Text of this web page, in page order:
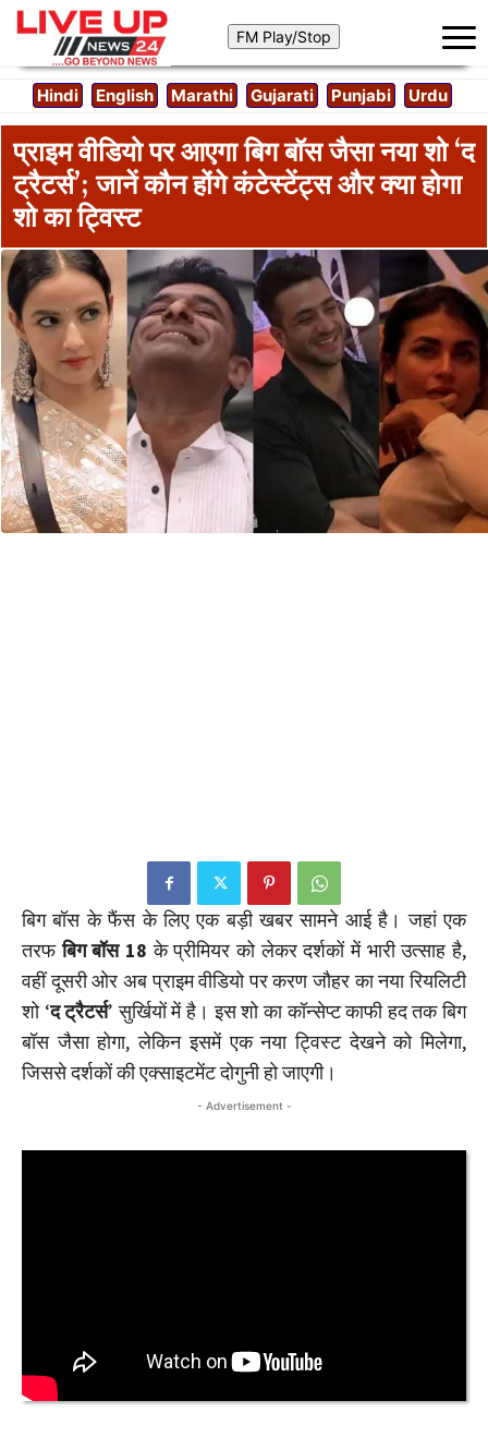
Hindi English Marathi Gujarati Punjabi Urdu
प्राइम वीडियो पर आएगा बिग बॉस जैसा नया शो ‘द
ट्रैटर्स’; जानें कौन होंगे कंटेस्टेंट्स और क्या होगा
शो का ट्विस्ट
बिग बॉस के फैंस के लिए एक बड़ी खबर सामने आई है। जहां एक
तरफबिग बॉस 18 के प्रीमियर को लेकर दर्शकों में भारी उत्साह है,
वहीं दूसरी ओर अब प्राइम वीडियो पर करण जौहर का नया रियलिटी
शो ‘द ट्रैटर्स’ सुर्खियों में है। इस शो का कॉन्सेप्ट काफी हद तक बिग
बॉस जैसा होगा, लेकिन इसमें एक नया ट्विस्ट देखने को मिलेगा,
जिससे दर्शकों की एक्साइटमेंट दोगुनी हो जाएगी।
- Advertisement -